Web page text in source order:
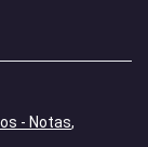
- Notas